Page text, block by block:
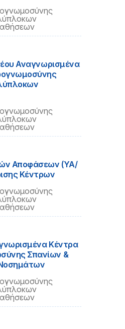
Αναγνωρισμένα
Αποφάσεων (ΥΑ/
Κέντρων
Κέντρα
Σπανίων &